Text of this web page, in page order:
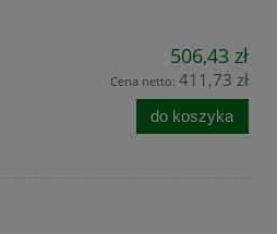
506,43 zł
Cena netto: 411,73 zł
do koszyka